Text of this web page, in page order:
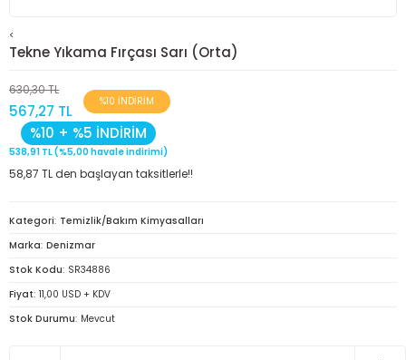
<
Tekne Yıkama Fırçası Sarı (Orta)
630,30 TL
567,27 TL
%10 İNDİRİM
%10 + %5 İNDİRİM
538,91 TL (%5,00 havale indirimi)
58,87 TL den başlayan taksitlerle!!
Kategori Temizlik/Bakım Kimyasalları
Marka Denizmar
Stok Kodu SR34886
Fiyat 11,00 USD + KDV
Stok Durumu Mevcut